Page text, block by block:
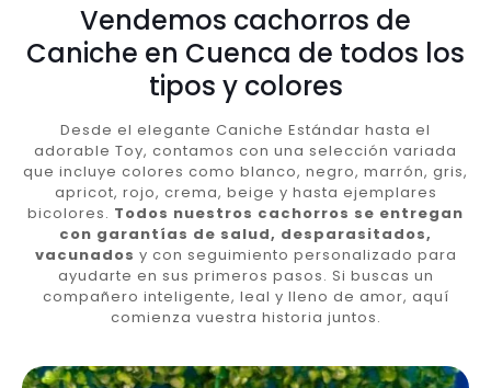
Vendemos cachorros de
Caniche en Cuenca de todos los
tipos y colores
Desde el elegante Caniche Estándar hasta el
adorable Toy, contamos con una selección variada
que incluye colores como blanco, negro, marrón, gris,
apricot, rojo, crema, beige y hasta ejemplares
bicolores. Todos nuestros cachorros se entregan
con garantías de salud, desparasitados,
vacunados y con seguimiento personalizado para
ayudarte en sus primeros pasos. Si buscas un
compañero inteligente, leal y lleno de amor, aquí
comienza vuestra historia juntos.